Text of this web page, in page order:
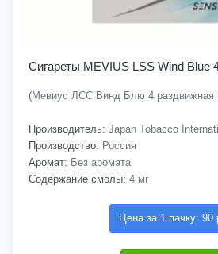
Сигареты MEVIUS LSS Wind Blue
(Мевиус ЛСС Винд Блю 4 раздвижная
Производитель: Japan Tobacco
Производство: Россия
Аромат: Без аромата
Содержание смолы: 4 мг
Цена за 1 пачку: 90